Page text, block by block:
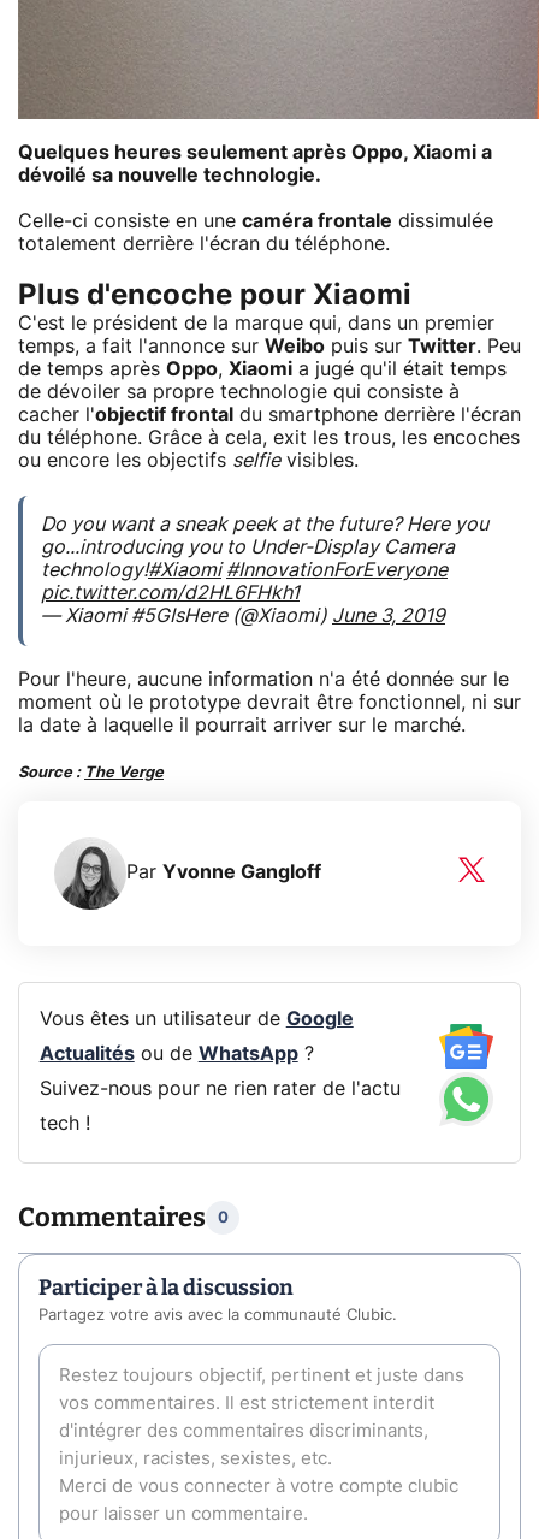
Quelques heures seulement après Oppo, Xiaomi a
dévoilé sa nouvelle technologie.
Celle-ci consiste en une caméra frontale dissimulée
totalement derrière l'écran du téléphone.
Plus d'encoche pour Xiaomi
C'est le président de la marque qui, dans un premier
temps, a fait l'annonce sur Weibo puis sur Twitter. Peu
de temps après Oppo, Xiaomi a jugé qu'il était temps
de dévoiler sa propre technologie qui consiste à
cacher l'objectif frontal du smartphone derrière l'écran
du téléphone. Grâce à cela, exit les trous, les encoches
ou encore les objectifs selfievisibles.
Do you want a sneak peek at the future? Here you
go...introducing you to Under-Display Camera
technology!#Xiaomi #InnovationForEveryone
pic.twitter.com/d2HL6FHkh1
— Xiaomi #5GIsHere (@Xiaomi) June 3, 2019
Pour l'heure, aucune information n'a été donnée sur le
moment où le prototype devrait être fonctionnel, ni sur
la date à laquelle il pourrait arriver sur le marché.
Source : The Verge
Par Yvonne Gangloff
Vous êtes un utilisateur de Google
Actualitésou de WhatsApp?
Suivez-nous pour ne rien rater de l'actu
tech !
Commentaires 0
Participer à la discussion
Partagez votre avis avec la communauté Clubic.